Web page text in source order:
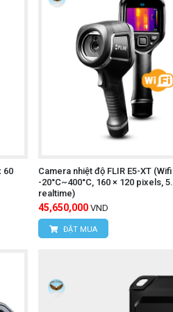
video).
hợp.
nhớ (nếu có).
liên hệ trực tiếp với chúng tôi:
60
Camera nhiệt độ FLIR E5-XT (Wifi
-20°C~400°C, 160 × 120 pixels,
realtime)
45,650,000 VND
ĐẶT MUA